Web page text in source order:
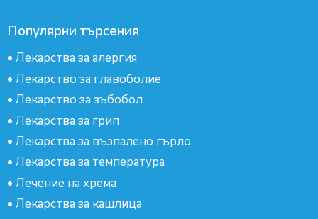
Популярни търсения
• Лекарства за алергия
• Лекарство за главоболие
• Лекарство за зъбобол
• Лекарства за грип
• Лекарства за възпалено гърло
• Лекарства за температура
• Лечение на хрема
• Лекарства за кашлица